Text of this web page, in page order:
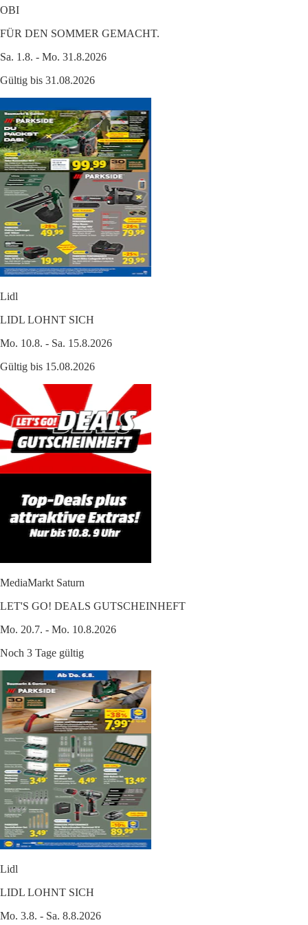
OBI
FÜR DEN SOMMER GEMACHT.
Sa. 1.8. - Mo. 31.8.2026
Gültig bis 31.08.2026
Lidl
LIDL LOHNT SICH
Mo. 10.8. - Sa. 15.8.2026
Gültig bis 15.08.2026
MediaMarkt Saturn
LET'S GO! DEALS GUTSCHEINHEFT
Mo. 20.7. - Mo. 10.8.2026
Noch 3 Tage gültig
Lidl
LIDL LOHNT SICH
Mo. 3.8. - Sa. 8.8.2026